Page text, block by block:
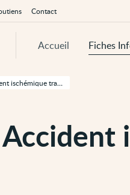
Accident
Accident ischémique transitoire (AIT)
Accueil Fiches
Contact